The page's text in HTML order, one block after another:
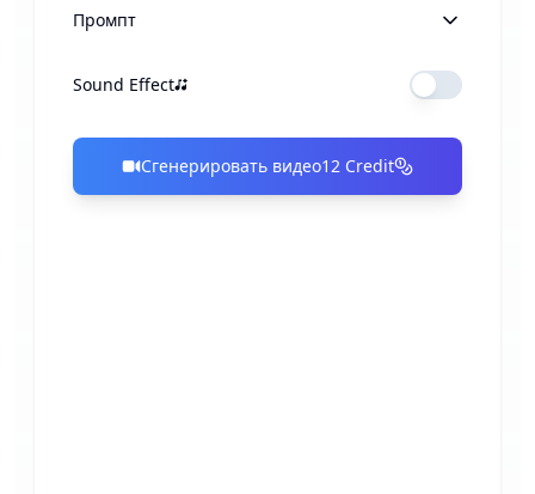
Промпт
Sound Effect
Сгенерировать видео12 Credit